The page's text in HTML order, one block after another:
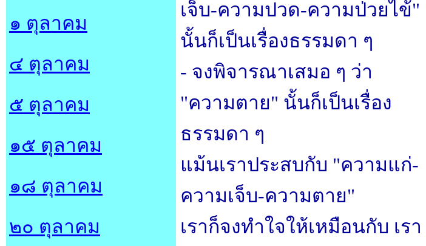
๑ ตุลาคม
๔ ตุลาคม
๕ ตุลาคม
๑๕ ตุลาคม
๑๘ ตุลาคม
๒๐ ตุลาคม
เจ็บ-ความปวด-ความป่วยไข้"
นั้นก็เป็นเรื่องธรรมดา ๆ
- จงพิจารณาเสมอ ๆ ว่า
"ความตาย" นั้นก็เป็นเรื่อง
ธรรมดา ๆ
แม้นเราประสบกับ "ความแก่-
ความเจ็บ-ความตาย"
เราก็จงทำใจให้เหมือนกับ เรา